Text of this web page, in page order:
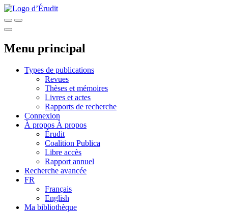
Menu principal
Types de publications
Revues
Thèses et mémoires
Livres et actes
Rapports de recherche
Connexion
À propos À propos
Érudit
Coalition Publica
Libre accès
Rapport annuel
Recherche avancée
FR
Français
English
Ma bibliothèque